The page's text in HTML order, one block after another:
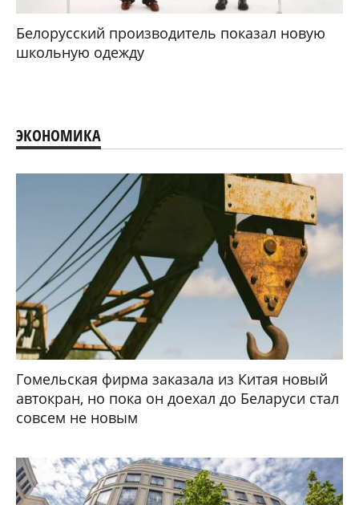
Белорусский производитель показал новую
школьную одежду
ЭКОНОМИКА
Гомельская фирма заказала из Китая новый
автокран, но пока он доехал до Беларуси стал
совсем не новым